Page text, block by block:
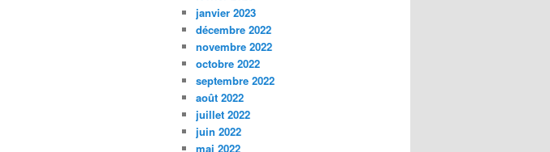
janvier 2023
décembre 2022
novembre 2022
octobre 2022
septembre 2022
août 2022
juillet 2022
juin 2022
mai 2022